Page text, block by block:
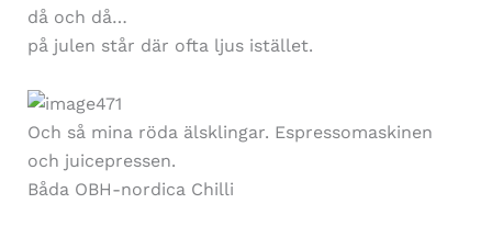
då och då…
på julen står där ofta ljus istället.
Och så mina röda älsklingar. Espressomaskinen
och juicepressen.
Båda OBH-nordica Chilli